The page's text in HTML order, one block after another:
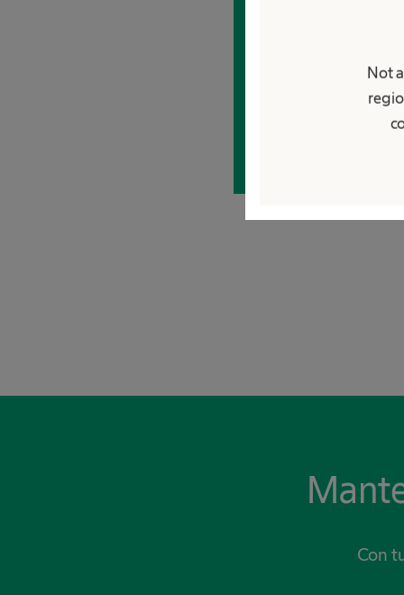
Not
Pueden ser
Con